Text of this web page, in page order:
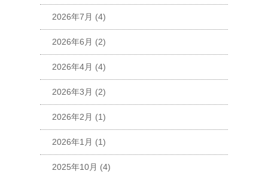
2026年7月 (4)
2026年6月 (2)
2026年4月 (4)
2026年3月 (2)
2026年2月 (1)
2026年1月 (1)
2025年10月 (4)